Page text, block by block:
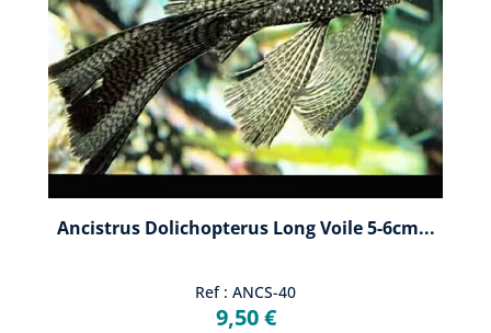
Ancistrus Dolichopterus Long Voile 5-6cm...
Ref : ANCS-40
9,50 €